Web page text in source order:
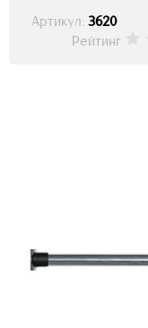
Артикул: 3620
Рейтинг